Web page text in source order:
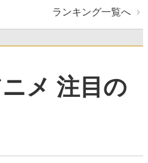
ランキング一覧へ
メ 注目の